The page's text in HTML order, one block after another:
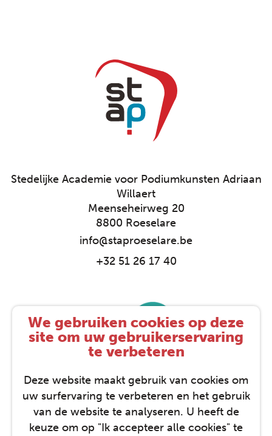
We gebruiken cookies op deze
site om uw gebruikerservaring
te verbeteren
Deze website maakt gebruik van cookies om
uw surfervaring te verbeteren en het gebruik
van de website te analyseren. U heeft de
keuze om op "Ik accepteer alle cookies" te
Stedelijke Academie voor Podiumkunsten Adriaan
Willaert
Meenseheirweg 20
8800 Roeselare
info@staproeselare.be
+32 51 26 17 40